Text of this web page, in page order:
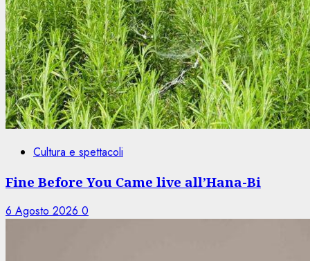
Cultura e spettacoli
Fine Before You Came live all’Hana-Bi
6 Agosto 2026 0